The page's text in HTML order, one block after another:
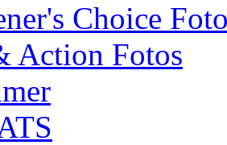
Choice
Action Fotos